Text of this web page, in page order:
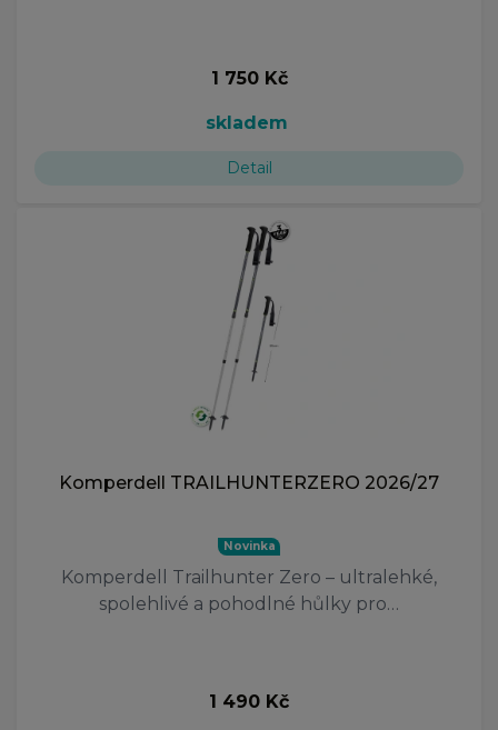
1 750 Kč
skladem
Detail
Komperdell TRAILHUNTERZERO 2026/27
Novinka
Komperdell Trailhunter Zero – ultralehké,
spolehlivé a pohodlné hůlky pro…
1 490 Kč